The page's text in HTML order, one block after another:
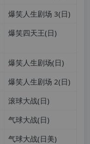
爆笑人生剧场 3(日)
爆笑四天王(日)
爆笑人生剧场(日)
爆笑人生剧场 2(日)
滚球大战(日)
气球大战(日)
气球大战(日美)